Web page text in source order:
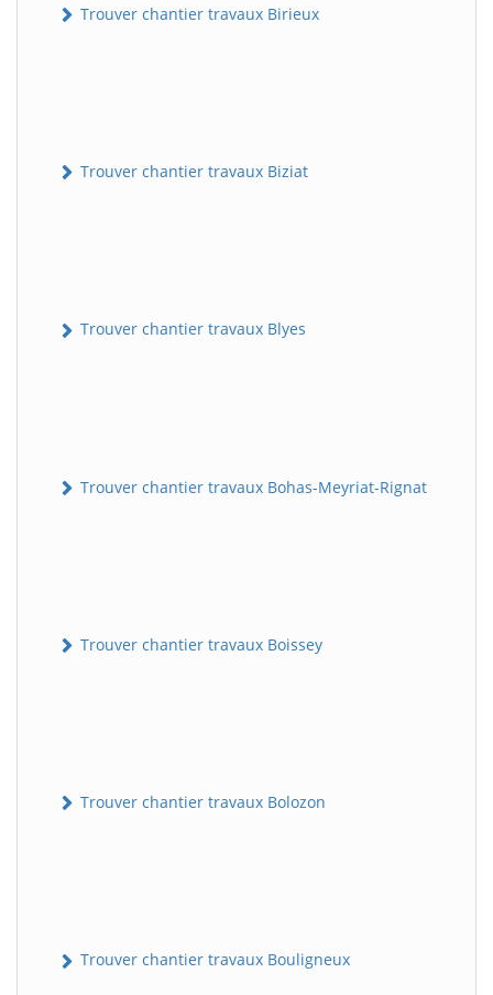
Trouver chantier travaux Birieux
Trouver chantier travaux Biziat
Trouver chantier travaux Blyes
Trouver chantier travaux Bohas-Meyriat-Rignat
Trouver chantier travaux Boissey
Trouver chantier travaux Bolozon
Trouver chantier travaux Bouligneux